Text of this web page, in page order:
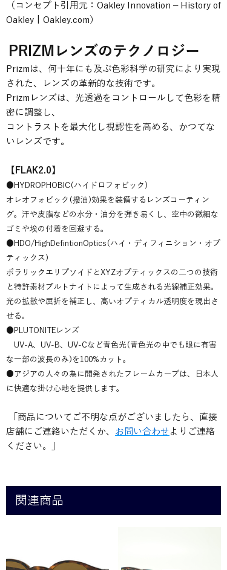
（コンセプト引用元：Oakley Innovation – History of
Oakley | Oakley.com）
PRIZMレンズのテクノロジー
Prizmは、何十年にも及ぶ色彩科学の研究により実現
された、レンズの革新的な技術です。
Prizmレンズは、光透過をコントロールして色彩を精
密に調整し、
コントラストを最大化し視認性を高める、かつてな
いレンズです。
【 FLAK2.0】
●HYDROPHOBIC(ハイドロフォビック)
オレオフォビック(撥油)効果を装備するレンズコーティン
グ。汗や皮脂などの水分・油分を弾き易くし、空中の微細な
ゴミや埃の付着を回避する。
●HDO/HighDefintionOptics(ハイ・ディフィニション・オプ
ティックス)
ポラリックエリプソイドとXYZオプティックスの二つの技術
と特許素材プルトナイトによって生成される光線補正効果。
光の拡散や屈折を補正し、高いオプティカル透明度を現出さ
せる。
●PLUTONITEレンズ
UV-A、UV-B、UV-Cなど青色光(青色光の中でも眼に有害
な一部の波長のみ)を100%カット。
●アジアの人々の為に開発されたフレームカーブは、日本人
に快適な掛け心地を提供します。
「商品についてご不明な点がございましたら、直接
店舗にご連絡いただくか、 お問い合わせよりご連絡
ください。」
関連商品